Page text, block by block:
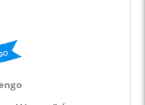
Psicologia, para
a mente humana,
as minhas
abordagem clara,